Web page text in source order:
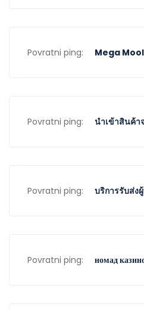
Povratni ping: Mega
Povratni ping: นำเข้าสินค้า
Povratni ping: บริการรับส่ง
Povratni ping: номад